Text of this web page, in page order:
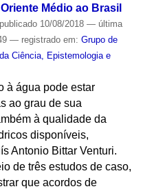
Médio ao Brasil
publicado10/08/2018 — última
— registrado em: Grupo de
Ciência, Epistemologia e
à água pode estar
ao grau de sua
à qualidade da
disponíveis,
Antonio Bittar Venturi.
de três estudos de caso,
que acordos de